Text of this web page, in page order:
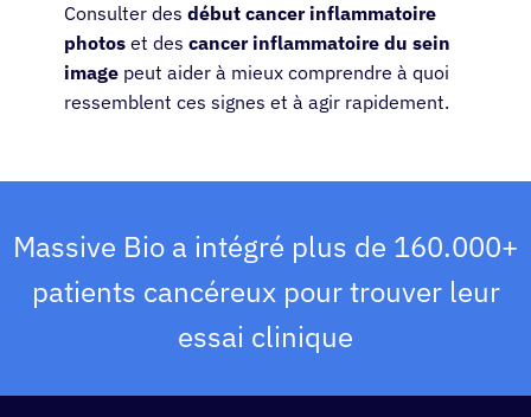
Consulter des début cancer inflammatoire
photos et des cancer inflammatoire du sein
image peut aider à mieux comprendre à quoi
ressemblent ces signes et à agir rapidement.
Massive Bio a intégré plus de 160.000+
patients cancéreux pour trouver leur
essai clinique